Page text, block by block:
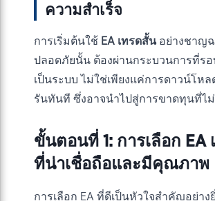
ความสำเร็จ
การเริ่มต้นใช้ EA เทรดสั้นอย่างชาญฉ
ปลอดภัยนั้น ต้องผ่านกระบวนการที่ร
เป็นระบบ ไม่ใช่เพียงแค่การดาวน์โห
รันทันที ซึ่งอาจนำไปสู่การขาดทุนที่ไม่
ขั้นตอนที่ 1: การเลือก EA
ที่น่าเชื่อถือและมีคุณภาพ
การเลือก EA ที่ดีเป็นหัวใจสำคัญอย่าง